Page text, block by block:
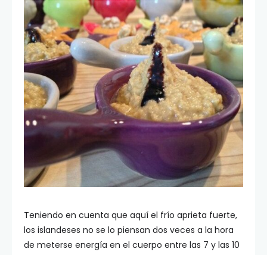
Teniendo en cuenta que aquí el frío aprieta fuerte,
los islandeses no se lo piensan dos veces a la hora
de meterse energía en el cuerpo entre las 7 y las 10